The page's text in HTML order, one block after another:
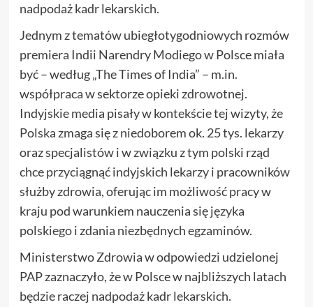
nadpodaż kadr lekarskich.
Jednym z tematów ubiegłotygodniowych rozmów
premiera Indii Narendry Modiego w Polsce miała
być – według „The Times of India” – m.in.
współpraca w sektorze opieki zdrowotnej.
Indyjskie media pisały w kontekście tej wizyty, że
Polska zmaga się z niedoborem ok. 25 tys. lekarzy
oraz specjalistów i w związku z tym polski rząd
chce przyciągnąć indyjskich lekarzy i pracowników
służby zdrowia, oferując im możliwość pracy w
kraju pod warunkiem nauczenia się języka
polskiego i zdania niezbędnych egzaminów.
Ministerstwo Zdrowia w odpowiedzi udzielonej
PAP zaznaczyło, że w Polsce w najbliższych latach
będzie raczej nadpodaż kadr lekarskich.